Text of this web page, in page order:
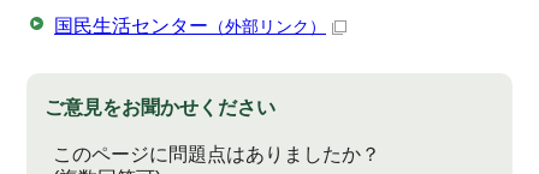
国民生活センター （外部リンク）
ご意見をお聞かせください
このページに問題点はありましたか？